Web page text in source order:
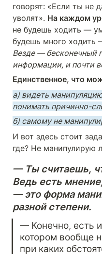
говорят: «Если ты не
уволят». На каждом
не будешь ходить —
Везде — бесконечный
информации, и почти
Единственное, что
а) видеть
понимать причинно-
б) самому не
И вот здесь стоит
где? Не манипулирую
— Ты считаешь,
Ведь есть
— это форма
разной степени.
— Конечно, есть
котором вообще
при каких